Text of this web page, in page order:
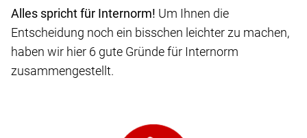
Alles spricht für Internorm! Um Ihnen die
Entscheidung noch ein bisschen leichter zu machen,
haben wir hier 6 gute Gründe für Internorm
zusammengestellt.